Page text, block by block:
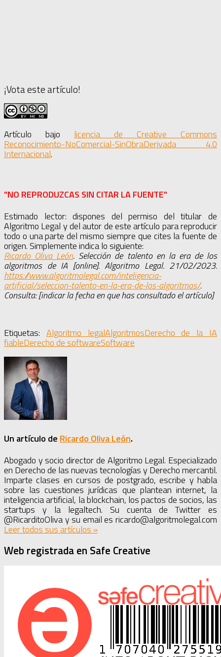
¡Vota este artículo!
Artículo bajo licencia de Creative Commons
Reconocimiento-NoComercial-SinObraDerivada 4.0
Internacional.
"NO REPRODUZCAS SIN CITAR LA FUENTE"
Estimado lector: dispones del permiso del titular de
Algoritmo Legal y del autor de este artículo para reproducir
todo o una parte del mismo siempre que cites la fuente de
origen. Simplemente indica lo siguiente:
Ricardo Oliva León. Selección de talento en la era de los
algoritmos de IA [online]. Algoritmo Legal. 21/02/2023.
https://www.algoritmolegal.com/inteligencia-
artificial/seleccion-talento-en-la-era-de-los-algoritmos/.
Consulta: [indicar la fecha en que has consultado el artículo]
Etiquetas: Algoritmo legalAlgoritmosDerecho de la IA
fiableDerecho de softwareSoftware
Un artículo de Ricardo Oliva León.
Abogado y socio director de Algoritmo Legal. Especializado
en Derecho de las nuevas tecnologías y Derecho mercantil.
Imparte clases en cursos de postgrado, escribe y habla
sobre las cuestiones jurídicas que plantean internet, la
inteligencia artificial, la blockchain, los pactos de socios, las
startups y la legaltech. Su cuenta de Twitter es
@RicarditoOliva y su email es ricardo@algoritmolegal.com
Leer todos sus artículos»
Web registrada en Safe Creative